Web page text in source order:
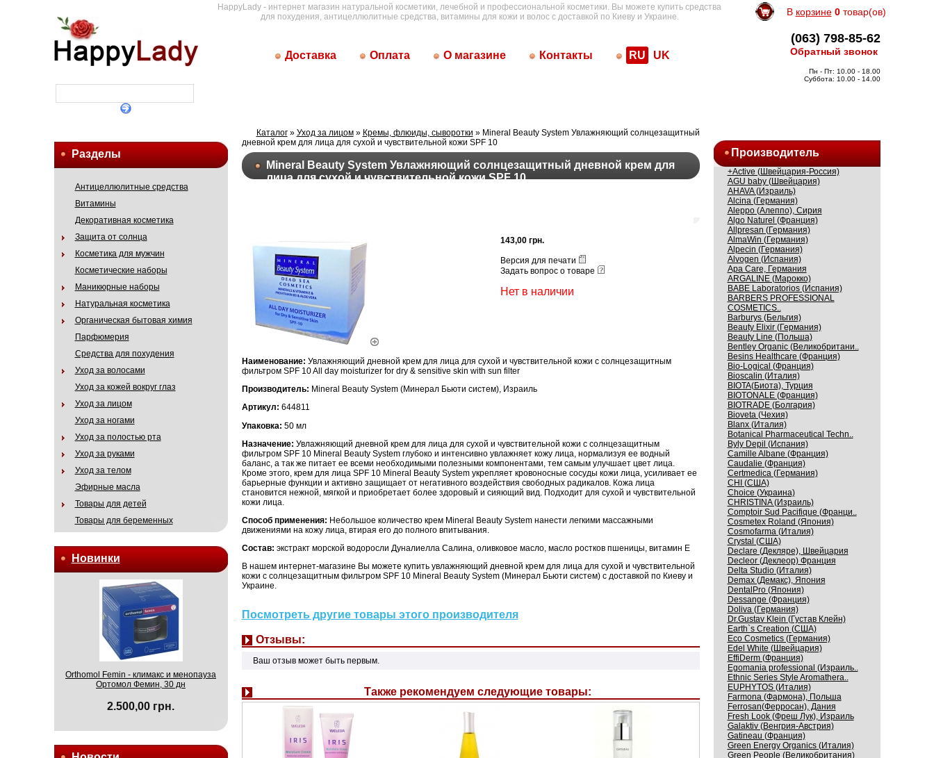
HappyLady - интернет магазин натуральной косметики, лечебной и профессиональной косметики. Вы можете купить средства
для похудения, антицеллюлитные средства, витамины для кожи и волос с доставкой по Киеву и Украине.
Доставка Оплата О магазине Контакты RU UK
В корзине 0товар(ов)
(063) 798-85-62
Обратный звонок
Пн - Пт: 10.00 - 18.00
Суббота: 10.00 - 14.00
Разделы
Антицеллюлитные средства
Витамины
Декоративная косметика
Защита от солнца
Косметика для мужчин
Косметические наборы
Маникюрные наборы
Натуральная косметика
Органическая бытовая химия
Парфюмерия
Средства для похудения
Уход за волосами
Уход за кожей вокруг глаз
Уход за лицом
Уход за ногами
Уход за полостью рта
Уход за руками
Уход за телом
Эфирные масла
Товары для детей
Товары для беременных
Новинки
Orthomol Femin - климакс и менопауза
Ортомол Фемин, 30 дн
2.500,00 грн.
Каталог» Уход за лицом» Кремы, флюиды, сыворотки » Mineral Beauty System Увлажняющий солнцезащитный
дневной крем для лица для сухой и чувствительной кожи SPF 10
Mineral Beauty System Увлажняющий солнцезащитный дневной крем для
лица для сухой и чувствительной кожи SPF 10
143,00 грн.
Версия для печати
Задать вопрос о товаре
Нет в наличии
Наименование: Увлажняющий дневной крем для лица для сухой и чувствительной кожи с солнцезащитным
фильтром SPF 10 All day moisturizer for dry & sensitive skin with sun filter
Производитель: Mineral Beauty System (Минерал Бьюти систем), Израиль
Артикул: 644811
Упаковка: 50 мл
Назначение: Увлажняющий дневной крем для лица для сухой и чувствительной кожи с солнцезащитным
фильтром SPF 10 Mineral Beauty System глубоко и интенсивно увлажняет кожу лица, нормализуя ее водный
баланс, а так же питает ее всеми необходимыми полезными компонентами, тем самым улучшает цвет лица.
Кроме этого, крем для лица SPF 10 Mineral Beauty System укрепляет кровоносные сосуды кожи лица, усиливает ее
барьерные функции и активно защищает от негативного воздействия свободных радикалов. Кожа лица
становится нежной, мягкой и приобретает более здоровый и сияющий вид. Подходит для сухой и чувствительной
кожи лица.
Способ применения: Небольшое количество крем Mineral Beauty System нанести легкими массажными
движениями на кожу лица, втирая его до полного впитывания.
Состав: экстракт морской водоросли Дуналиелла Салина, оливковое масло, масло ростков пшеницы, витамин Е
В нашем интернет-магазине Вы можете купить увлажняющий дневной крем для лица для сухой и чувствительной
кожи с солнцезащитным фильтром SPF 10 Mineral Beauty System (Минерал Бьюти систем) с доставкой по Киеву и
Украине.
Посмотреть другие товары этого производителя
Отзывы:
Ваш отзыв может быть первым.
Также рекомендуем следующие товары:
Производитель
+Active (Швейцария-Россия)
AGU baby (Швейцария)
AHAVA (Израиль)
Alcina (Германия)
Aleppo (Алеппо), Сирия
Algo Naturel (Франция)
Allpresan (Германия)
AlmaWin (Германия)
Alpecin (Германия)
Alvogen (Испания)
Apa Care, Германия
ARGALINE (Марокко)
BABE Laboratorios (Испания)
BARBERS PROFESSIONAL
COSMETICS..
Barburys (Бельгия)
Beauty Elixir (Германия)
Beauty Line (Польша)
Bentley Organic (Великобритани..
Besins Healthcare (Франция)
Bio-Logical (Франция)
Bioscalin (Италия)
BIOTA(Биота), Турция
BIOTONALE (Франция)
BIOTRADE (Болгария)
Bioveta (Чехия)
Blanx (Италия)
Botanical Pharmaceutical Techn..
Byly Depil (Испания)
Camille Albane (Франция)
Caudalie (Франция)
Certmedica (Германия)
CHI (США)
Choice (Украина)
CHRISTINA (Израиль)
Comptoir Sud Pacifique (Франци..
Cosmetex Roland (Япония)
Cosmofarma (Италия)
Crystal (США)
Declare (Декляре), Швейцария
Decleor (Деклеор) Франция
Delta Studio (Италия)
Demax (Демакс), Япония
DentalPro (Япония)
Dessange (Франция)
Doliva (Германия)
Dr.Gustav Klein (Густав Клейн)
Earth`s Creation (США)
Eco Cosmetics (Германия)
Edel White (Швейцария)
EffiDerm (Франция)
Egomania professional (Израиль..
Ethnic Series Style Aromathera..
EUPHYTOS (Италия)
Farmona (Фармона), Польша
Ferrosan(Ферросан), Дания
Fresh Look (Фреш Лук), Израиль
Galaktiv (Венгрия-Австрия)
Gatineau (Франция)
Green Energy Organics (Италия)
Green People (Великобритания)